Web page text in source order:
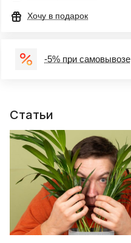
Хочу в подарок
-5% при самовывозе
Статьи